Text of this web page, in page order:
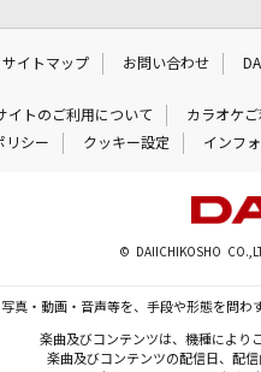
サイトマップ お問い合わせ
イトのご利用について カラオケ
リシー クッキー設定 インフ
© DAIICHIKOSHO
真・動画・音声等を、手段や形態を問
楽曲及びコンテンツは、機種により
楽曲及びコンテンツの配信日、配